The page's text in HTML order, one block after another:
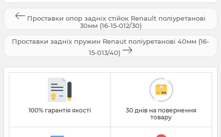
Проставки опор задніх стійок Renault поліуретанові
30мм (16-15-012/30)
Проставки задніх пружин Renaut поліуретанові 40мм (16-
15-013/40)
100% гарантія якості
30 днів на повернення
товару